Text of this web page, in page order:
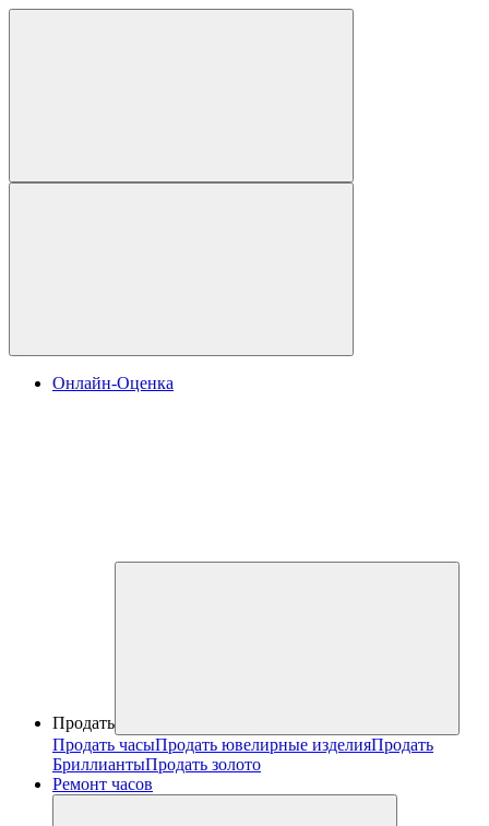
Онлайн-Оценка
Продать
Продать часыПродать ювелирные изделияПродать
БриллиантыПродать золото
Ремонт часов